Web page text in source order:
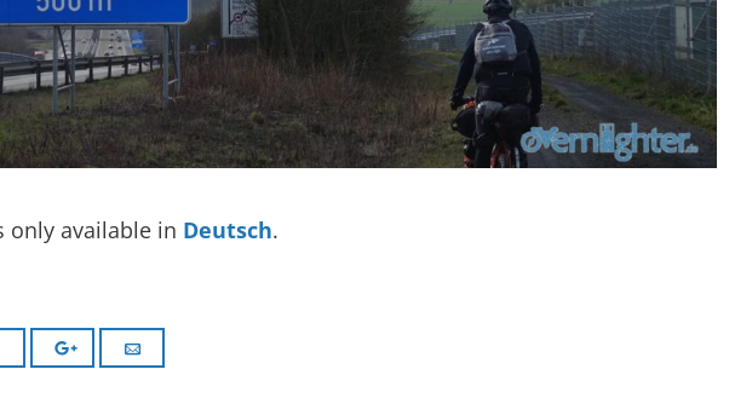
only available in Deutsch.